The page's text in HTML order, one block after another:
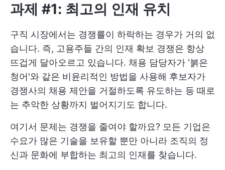
과제 #1: 최고의 인재 유치
구직 시장에서는 경쟁률이 하락하는 경우가 거의 없
습니다. 즉, 고용주들 간의 인재 확보 경쟁은 항상
뜨겁게 달아오르고 있습니다. 채용 담당자가 '붉은
청어'와 같은 비윤리적인 방법을 사용해 후보자가
경쟁사의 채용 제안을 거절하도록 유도하는 등 때로
는 추악한 상황까지 벌어지기도 합니다.
여기서 문제는 경쟁을 줄여야 할까요? 모든 기업은
수요가 많은 기술을 보유할 뿐만 아니라 조직의 정
신과 문화에 부합하는 최고의 인재를 찾습니다.